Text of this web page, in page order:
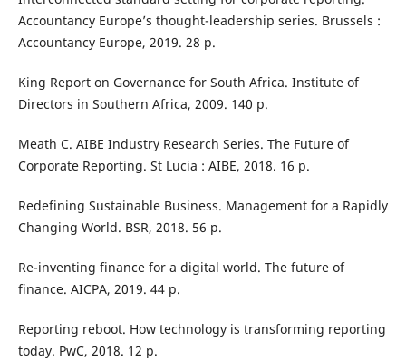
Accountancy Europe’s thought-leadership series. Brussels :
Accountancy Europe, 2019. 28 p.
King Report on Governance for South Africa. Institute of
Directors in Southern Africa, 2009. 140 p.
Meath C. AIBE Industry Research Series. The Future of
Corporate Reporting. St Lucia : AIBE, 2018. 16 p.
Redefining Sustainable Business. Management for a Rapidly
Changing World. BSR, 2018. 56 p.
Re-inventing finance for a digital world. The future of
finance. AICPA, 2019. 44 p.
Reporting reboot. How technology is transforming reporting
today. PwC, 2018. 12 p.